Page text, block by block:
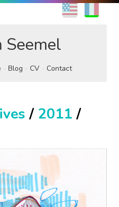
EN
Seemel
Blog CV Contact
/ 2011 /